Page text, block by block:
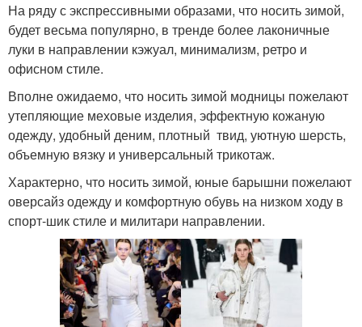
На ряду с экспрессивными образами, что носить зимой,
будет весьма популярно, в тренде более лаконичные
луки в направлении кэжуал, минимализм, ретро и
офисном стиле.
Вполне ожидаемо, что носить зимой модницы пожелают
утепляющие меховые изделия, эффектную кожаную
одежду, удобный деним, плотный твид, уютную шерсть,
объемную вязку и универсальный трикотаж.
Характерно, что носить зимой, юные барышни пожелают
оверсайз одежду и комфортную обувь на низком ходу в
спорт-шик стиле и милитари направлении.